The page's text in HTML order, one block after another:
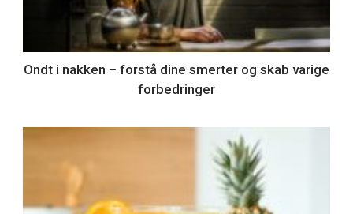
Ondt i nakken – forstå dine smerter og skab varige
forbedringer